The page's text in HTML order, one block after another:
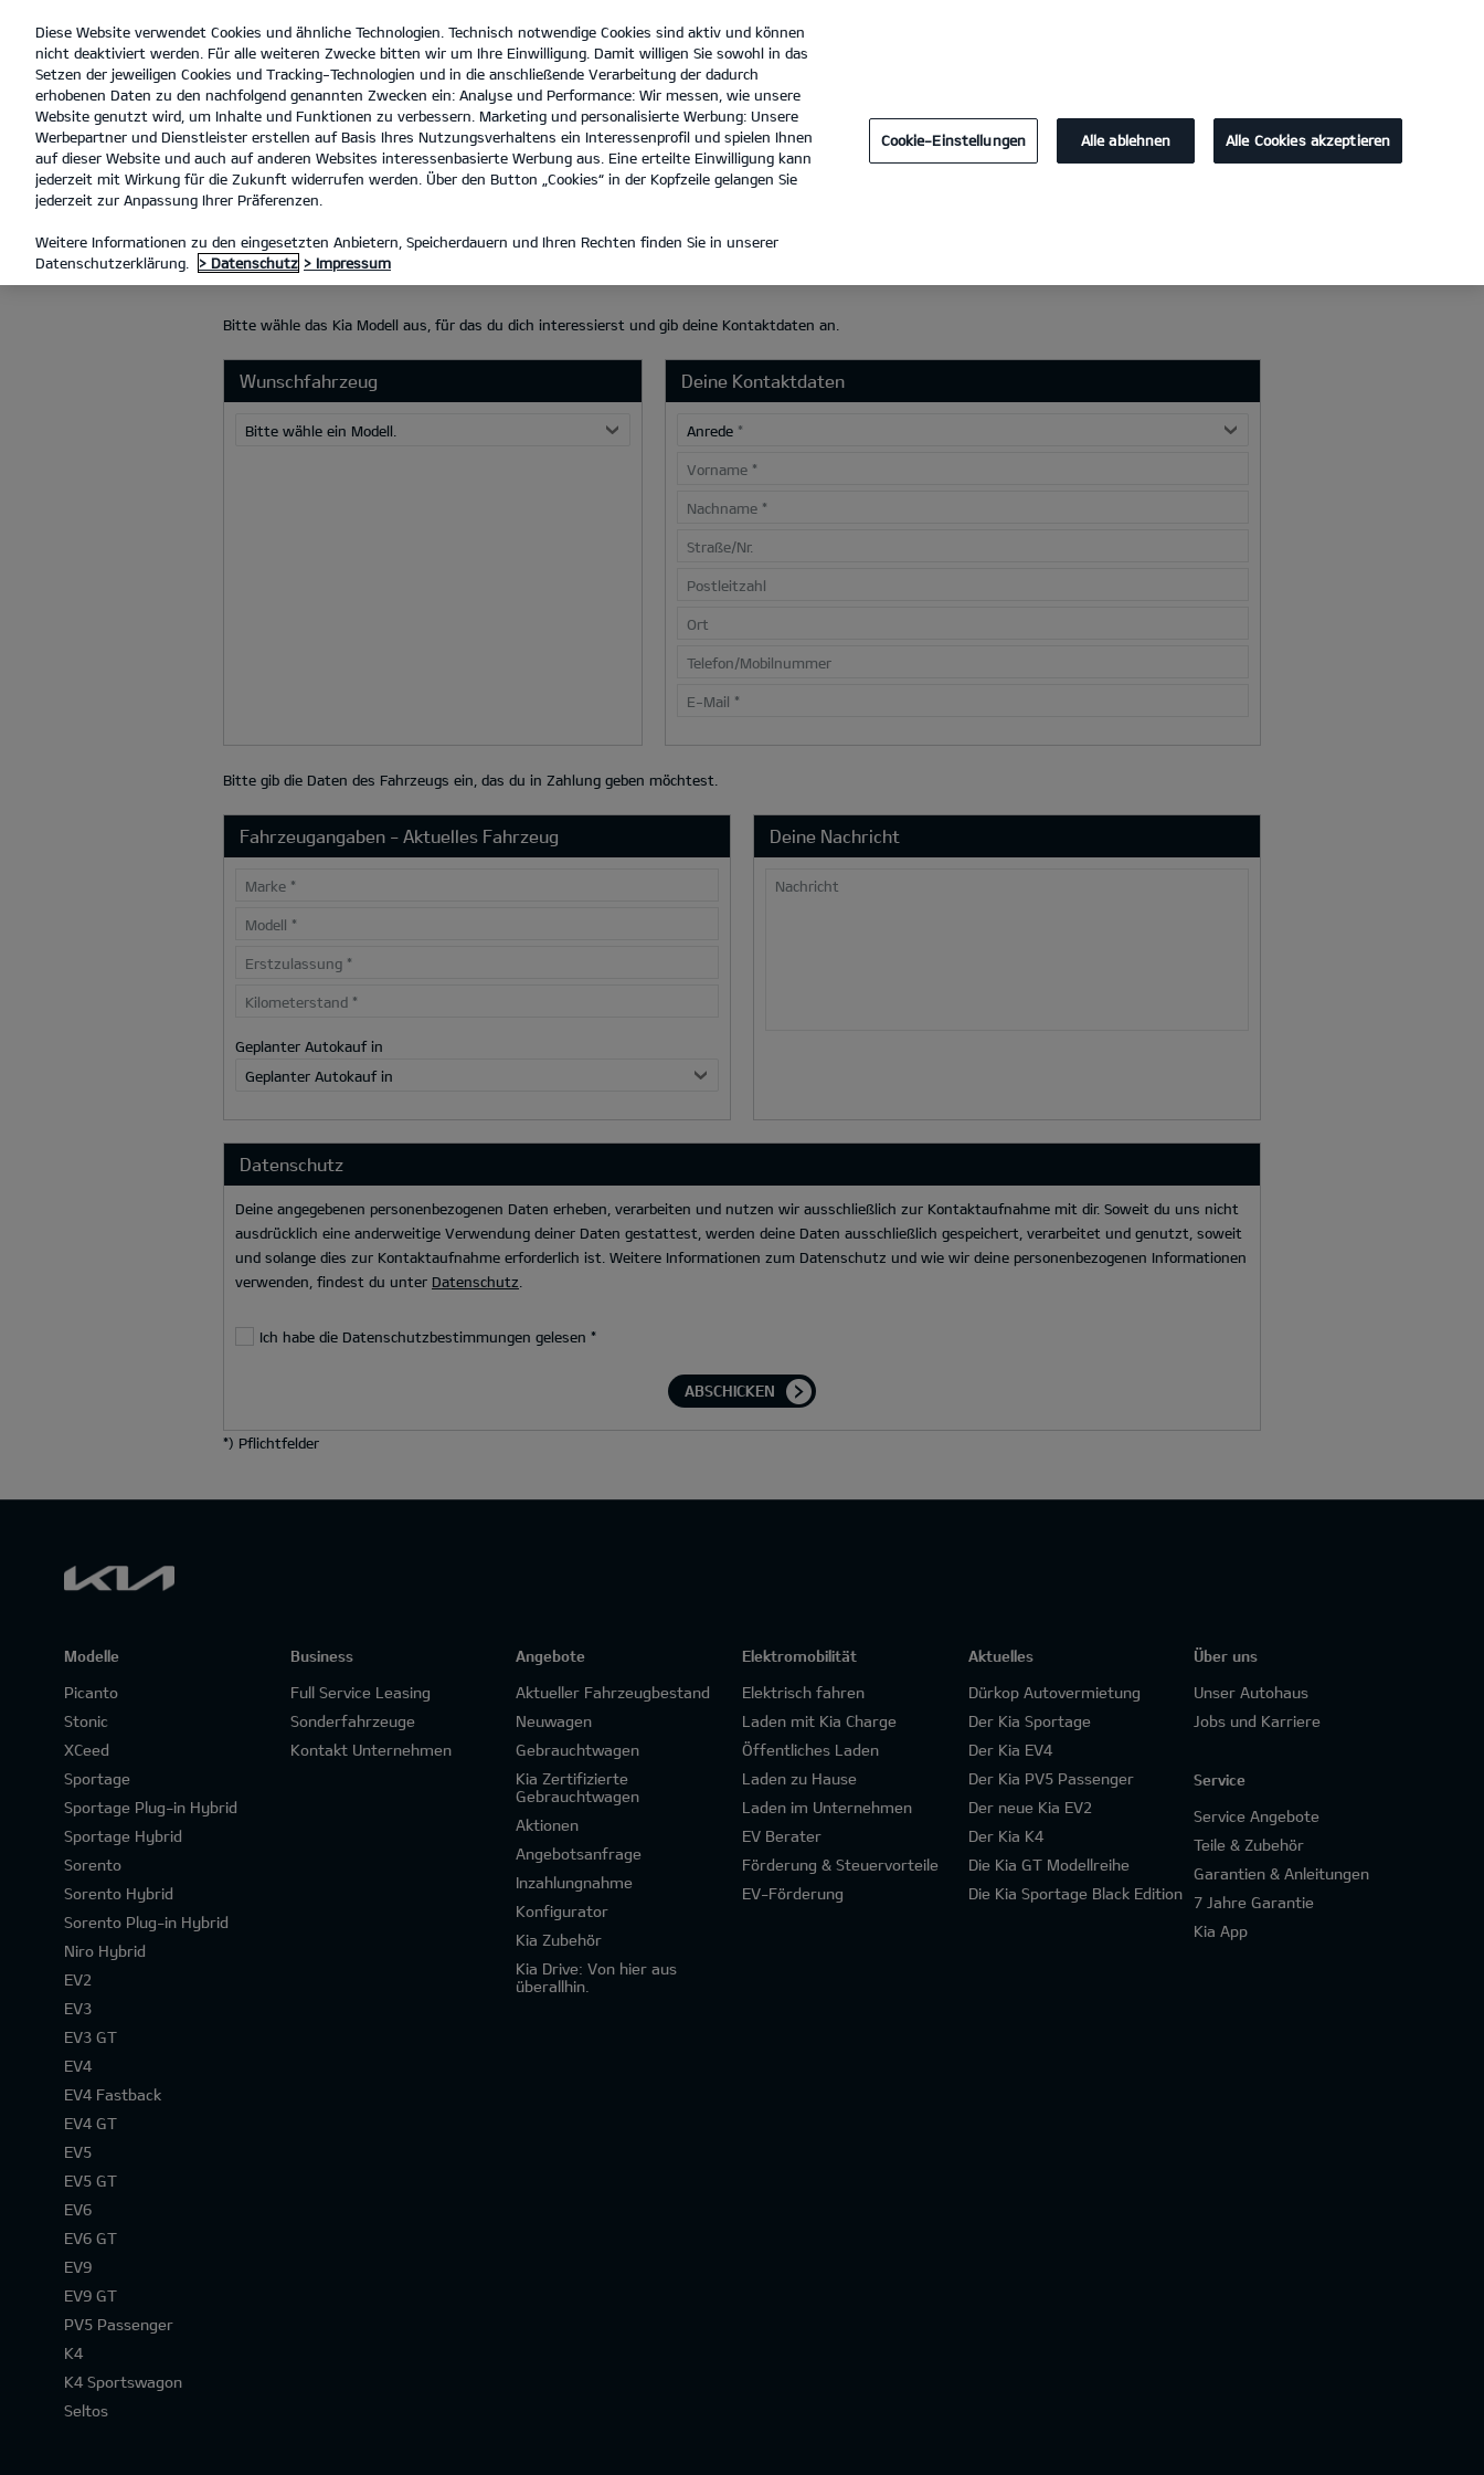
open
menu
Dürkop GmbH Filiale Hannover Tel. :
INZAHLUNGNAHME
INZAHLUNGNAHME
Bitte wähle das Kia Modell aus, für das du dich interessierst und gib deine Kontaktdaten an.
Wunschfahrzeug
Bitte wähle ein Modell.
Deine Kontaktdaten
Anrede *
Vorname *
Nachname *
Straße/Nr.
Postleitzahl
Ort
Telefon/Mobilnummer
E-Mail *
Bitte gib die Daten des Fahrzeugs ein, das du in Zahlung geben möchtest.
Fahrzeugangaben - Aktuelles Fahrzeug
Marke *
Modell *
Erstzulassung *
Kilometerstand *
Geplanter Autokauf in
Geplanter Autokauf in
Deine Nachricht
Nachricht
Datenschutz
Deine angegebenen personenbezogenen Daten erheben, verarbeiten und nutzen wir ausschließlich zur Kontaktaufnahme mit dir. Soweit du uns nicht
ausdrücklich eine anderweitige Verwendung deiner Daten gestattest, werden deine Daten ausschließlich gespeichert, verarbeitet und genutzt, soweit
und solange dies zur Kontaktaufnahme erforderlich ist. Weitere Informationen zum Datenschutz und wie wir deine personenbezogenen Informationen
verwenden, findest du unter Datenschutz
Ich habe die Datenschutzbestimmungen gelesen *
ABSCHICKEN
*) Pflichtfelder
Modelle
Picanto
Stonic
XCeed
Sportage
Sportage Plug-in Hybrid
Sportage Hybrid
Sorento
Sorento Hybrid
Sorento Plug-in Hybrid
Niro Hybrid
EV2
EV3
EV3 GT
EV4
EV4 Fastback
EV4 GT
EV5
EV5 GT
EV6
EV6 GT
EV9
EV9 GT
PV5 Passenger
K4
K4 Sportswagon
Seltos
Business
Full Service Leasing
Sonderfahrzeuge
Kontakt Unternehmen
Angebote
Aktueller Fahrzeugbestand
Neuwagen
Gebrauchtwagen
Kia Zertifizierte
Gebrauchtwagen
Aktionen
Angebotsanfrage
Inzahlungnahme
Konfigurator
Kia Zubehör
Kia Drive: Von hier aus
überallhin.
Elektromobilität
Elektrisch fahren
Laden mit Kia Charge
Öffentliches Laden
Laden zu Hause
Laden im Unternehmen
EV Berater
Förderung & Steuervorteile
EV-Förderung
Aktuelles
Dürkop Autovermietung
Der Kia Sportage
Der Kia EV4
Der Kia PV5 Passenger
Der neue Kia EV2
Der Kia K4
Die Kia GT Modellreihe
Die Kia Sportage Black Edition
Über uns
Unser Autohaus
Jobs und Karriere
Service
Service Angebote
Teile & Zubehör
Garantien & Anleitungen
7 Jahre Garantie
Kia App
Diese Website verwendet Cookies und ähnliche Technologien. Technisch notwendige Cookies sind aktiv und können
nicht deaktiviert werden. Für alle weiteren Zwecke bitten wir um Ihre Einwilligung. Damit willigen Sie sowohl in das
Setzen der jeweiligen Cookies und Tracking-Technologien und in die anschließende Verarbeitung der dadurch
erhobenen Daten zu den nachfolgend genannten Zwecken ein: Analyse und Performance: Wir messen, wie unsere
Website genutzt wird, um Inhalte und Funktionen zu verbessern. Marketing und personalisierte Werbung: Unsere
Werbepartner und Dienstleister erstellen auf Basis Ihres Nutzungsverhaltens ein Interessenprofil und spielen Ihnen
auf dieser Website und auch auf anderen Websites interessenbasierte Werbung aus. Eine erteilte Einwilligung kann
jederzeit mit Wirkung für die Zukunft widerrufen werden. Über den Button „Cookies“ in der Kopfzeile gelangen Sie
jederzeit zur Anpassung Ihrer Präferenzen.
Weitere Informationen zu den eingesetzten Anbietern, Speicherdauern und Ihren Rechten finden Sie in unserer
Datenschutzerklärung.
> Datenschutz > Impressum
Cookie-Einstellungen Alle ablehnen Alle Cookies akzeptieren